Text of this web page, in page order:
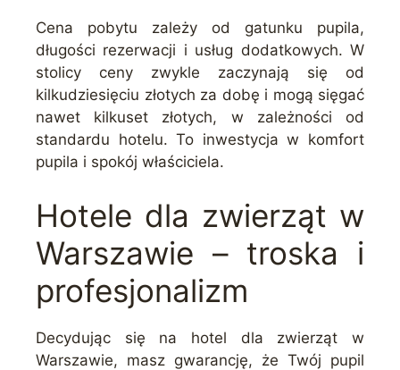
Cena pobytu zależy od gatunku pupila,
długości rezerwacji i usług dodatkowych. W
stolicy ceny zwykle zaczynają się od
kilkudziesięciu złotych za dobę i mogą sięgać
nawet kilkuset złotych, w zależności od
standardu hotelu. To inwestycja w komfort
pupila i spokój właściciela.
Hotele dla zwierząt w
Warszawie – troska i
profesjonalizm
Decydując się na hotel dla zwierząt w
Warszawie, masz gwarancję, że Twój pupil